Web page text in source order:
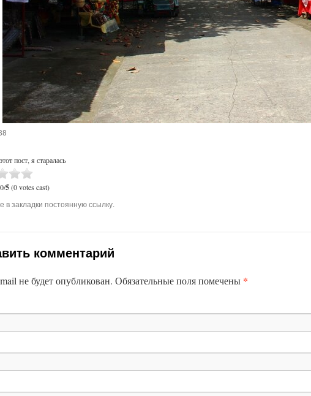
пост, я старалась
5(0 votes cast)
в закладки постоянную ссылку.
комментарий
не будет опубликован. Обязательные поля помечены *